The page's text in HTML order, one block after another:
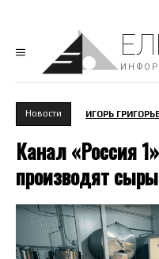
Новости ИГОРЬ
Канал «Россия
производят